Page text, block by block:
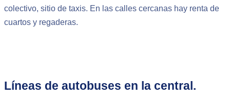
colectivo, sitio de taxis. En las calles cercanas hay renta de
cuartos y regaderas.
Líneas de autobuses en la central.